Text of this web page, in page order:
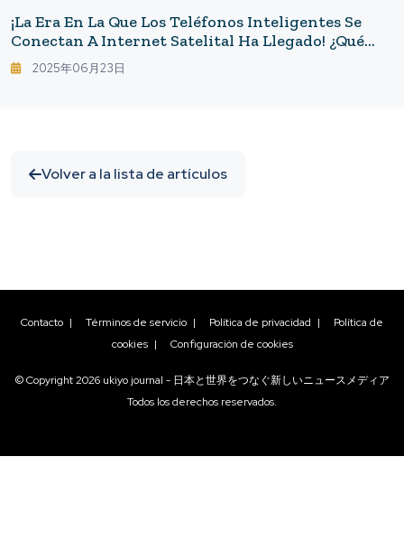
¡La Era En La Que Los Teléfonos Inteligentes Se
Conectan A Internet Satelital Ha Llegado! ¿Qué
Futuro Nos Depara El Servicio Que Starlink
Lanzará En El Verano De 2025?
2025年06月23日
Volver a la lista de artículos
Contacto | Términos de servicio | Política de privacidad | Política de
cookies | Configuración de cookies
© Copyright2026 ukiyo journal - 日本と世界をつなぐ新しいニュースメディア
Todos los derechos reservados.